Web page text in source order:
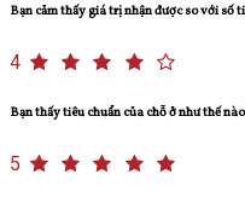
Bạn cảm thấy giá trị nhận được so với số
4
Bạn thấy tiêu chuẩn của chỗ ở như thế
5